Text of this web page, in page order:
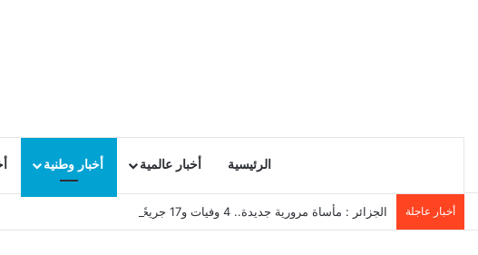
الرئيسية أخبار عالمية أخبار وطنية
أخبار عاجلة الجزائر : مأساة مرورية جديدة.. 4 وفيات و17 جريحًا في انقلاب حافلة لنقل العمال